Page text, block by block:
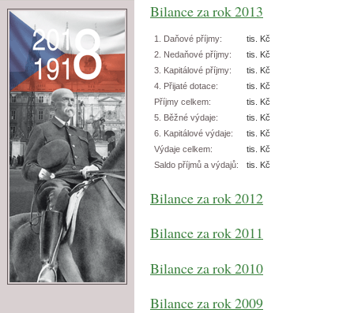
Bilance za rok 2013
1. Daňové příjmy:
tis. Kč
2. Nedaňové příjmy:
tis. Kč
3. Kapitálové příjmy:
tis. Kč
4. Přijaté dotace:
tis. Kč
Příjmy celkem:
tis. Kč
5. Běžné výdaje:
tis. Kč
6. Kapitálové výdaje:
tis. Kč
Výdaje celkem:
tis. Kč
Saldo příjmů a výdajů:
tis. Kč
Bilance za rok 2012
Bilance za rok 2011
Bilance za rok 2010
Bilance za rok 2009